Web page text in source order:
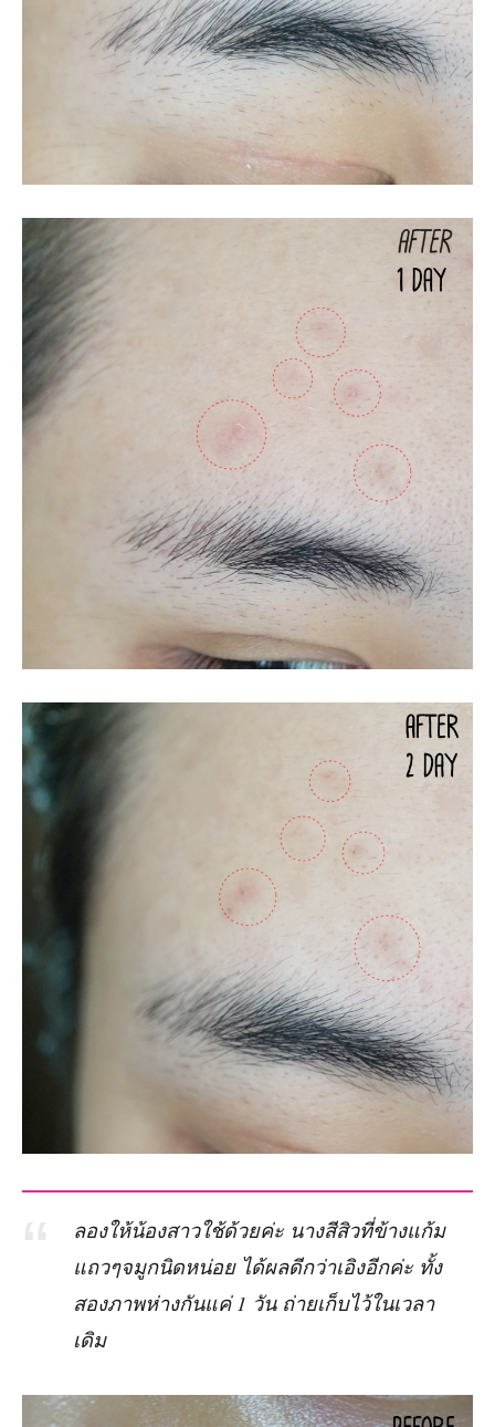
ลองให้น้องสาวใช้ด้วยค่ะ นางสีสิวที่ข้างแก้ม
แถวๆจมูกนิดหน่อย ได้ผลดีกว่าเอิงอีกค่ะ ทั้ง
สองภาพห่างกันแค่ 1 วัน ถ่ายเก็บไว้ในเวลา
เดิม